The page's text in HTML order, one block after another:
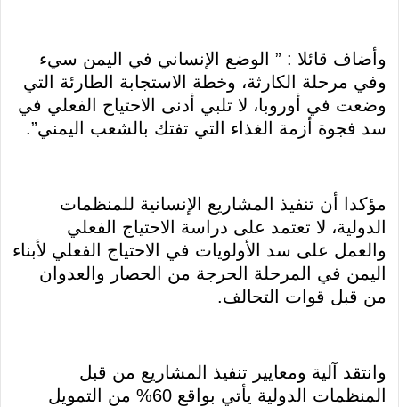
وأضاف قائلا : ” الوضع الإنساني في اليمن سيء
وفي مرحلة الكارثة، وخطة الاستجابة الطارئة التي
وضعت في أوروبا، لا تلبي أدنى الاحتياج الفعلي في
سد فجوة أزمة الغذاء التي تفتك بالشعب اليمني”.
مؤكدا أن تنفيذ المشاريع الإنسانية للمنظمات
الدولية، لا تعتمد على دراسة الاحتياج الفعلي
والعمل على سد الأولويات في الاحتياج الفعلي لأبناء
اليمن في المرحلة الحرجة من الحصار والعدوان
من قبل قوات التحالف.
وانتقد آلية ومعايير تنفيذ المشاريع من قبل
المنظمات الدولية يأتي بواقع 60% من التمويل